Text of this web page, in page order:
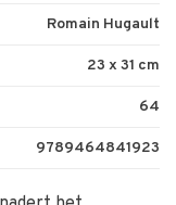
Romain Hugault
23 x 31 cm
64
9789464841923